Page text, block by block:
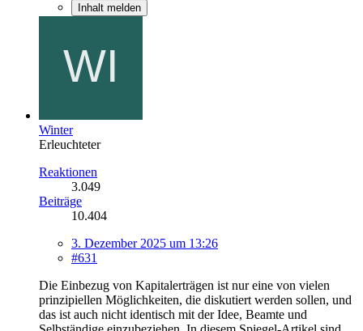
Inhalt melden
Winter
Erleuchteter
Reaktionen
3.049
Beiträge
10.404
3. Dezember 2025 um 13:26
#631
Die Einbezug von Kapitalerträgen ist nur eine von vielen
prinzipiellen Möglichkeiten, die diskutiert werden sollen, und
das ist auch nicht identisch mit der Idee, Beamte und